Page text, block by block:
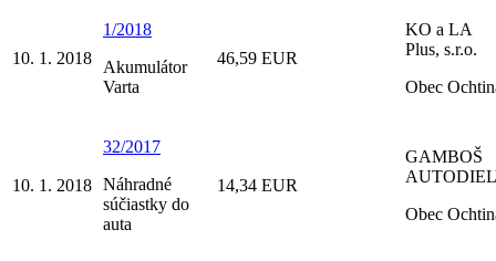
10. 1. 2018
1/2018
Akumulátor
Varta
46,59 EUR
KO a LA
Plus, s.r.o.
Obec
10. 1. 2018
32/2017
Náhradné
súčiastky do
auta
14,34 EUR
GAMBOŠ
Obec